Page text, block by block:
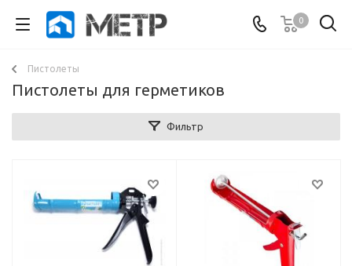
0
Пистолеты
Пистолеты для герметиков
Фильтр